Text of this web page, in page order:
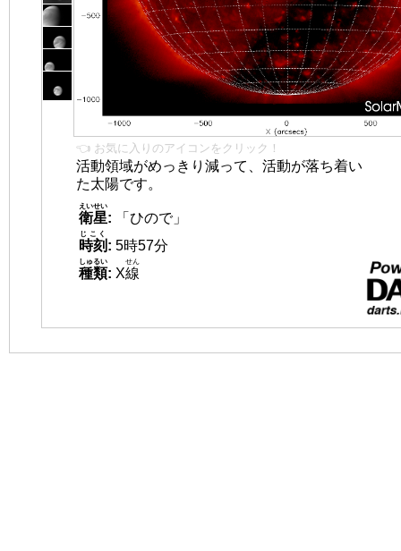
👈 お気に入りのアイコンをクリック！
活動領域がめっきり減って、活動が落ち着い
た太陽です。
衛星
えいせい
:
「ひので」
時刻
じこく
: 5時57分
種類
しゅるい
: X線
せん